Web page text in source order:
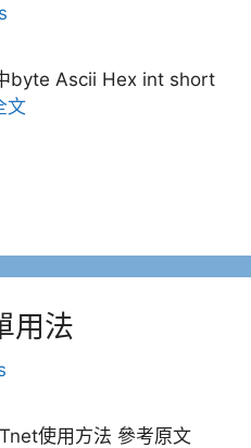
byte Ascii Hex int short
文
用法
使用方法 參考原文